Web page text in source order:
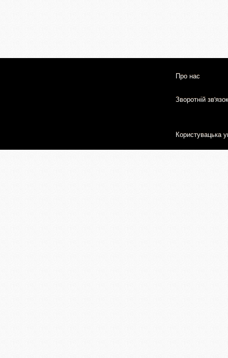
Про нас
Зворотній зв'язок
Користувацька